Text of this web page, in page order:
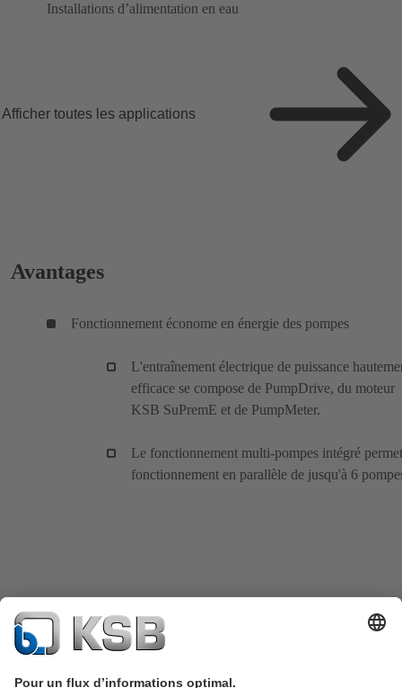
Installations d’alimentation en eau
Afficher toutes les applications
Avantages
Fonctionnement économe en énergie des pompes
L'entraînement électrique de puissance
efficace se compose de PumpDrive, du moteur
KSB SuPremE et de PumpMeter.
Le fonctionnement multi-pompes intégré
fonctionnement en parallèle de jusqu'à 6